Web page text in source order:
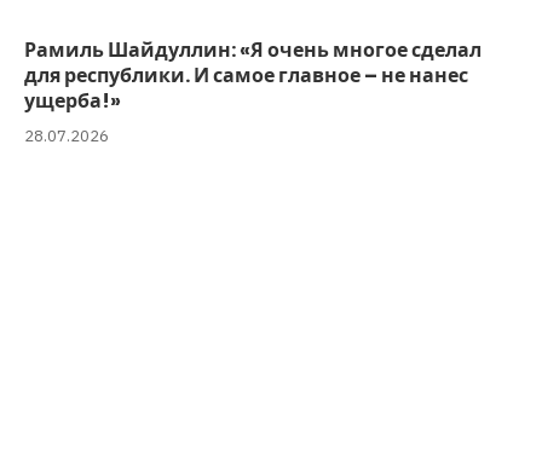
Рамиль Шайдуллин: «Я очень многое сделал
для республики. И самое главное – не нанес
ущерба!»
28.07.2026